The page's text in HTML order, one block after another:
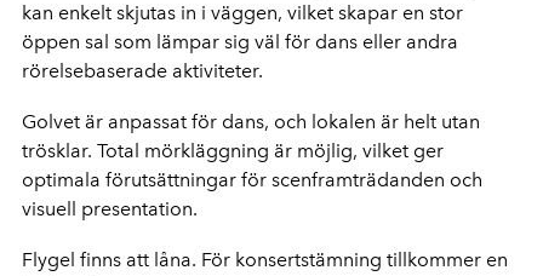
kan enkelt skjutas in i väggen, vilket skapar en stor
öppen sal som lämpar sig väl för dans eller andra
rörelsebaserade aktiviteter.
Golvet är anpassat för dans, och lokalen är helt utan
trösklar. Total mörkläggning är möjlig, vilket ger
optimala förutsättningar för scenframträdanden och
visuell presentation.
Flygel finns att låna. För konsertstämning tillkommer en